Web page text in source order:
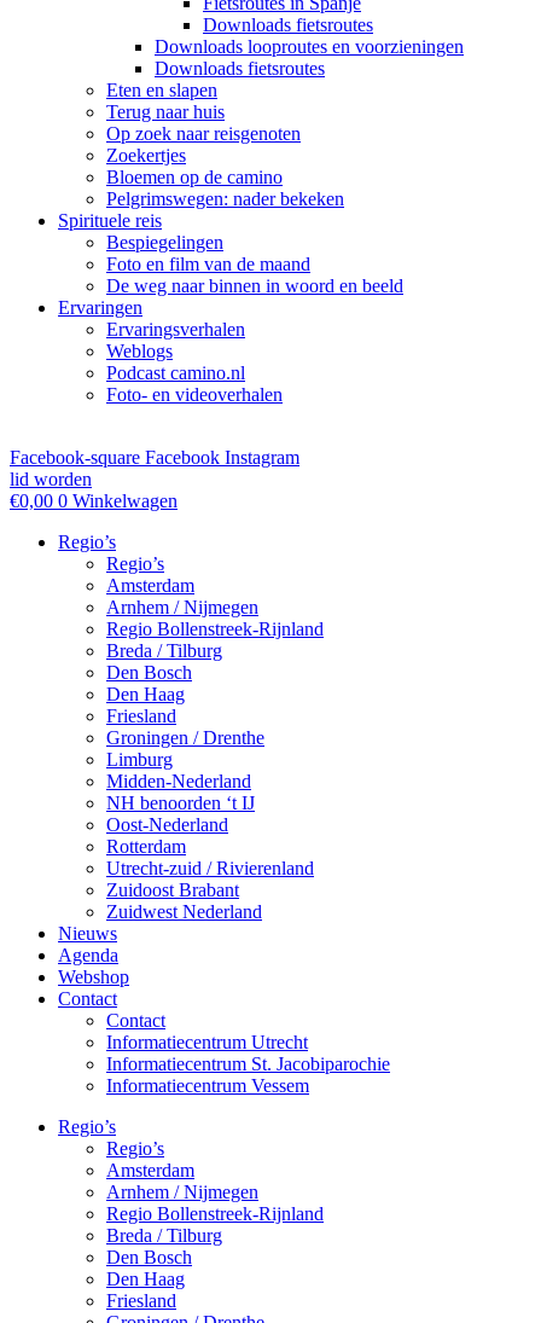
Downloads fietsroutes
Downloads looproutes en voorzieningen
Downloads fietsroutes
Eten en slapen
Terug naar huis
Op zoek naar reisgenoten
Zoekertjes
Bloemen op de camino
Pelgrimswegen: nader bekeken
Spirituele reis
Bespiegelingen
Foto en film van de maand
De weg naar binnen in woord en beeld
Ervaringen
Ervaringsverhalen
Weblogs
Podcast camino.nl
Foto- en videoverhalen
Facebook-square Facebook Instagram
lid worden
€0,00 0 Winkelwagen
Regio’s
Regio’s
Amsterdam
Arnhem / Nijmegen
Regio Bollenstreek-Rijnland
Breda / Tilburg
Den Bosch
Den Haag
Friesland
Groningen / Drenthe
Limburg
Midden-Nederland
NH benoorden ‘t IJ
Oost-Nederland
Rotterdam
Utrecht-zuid / Rivierenland
Zuidoost Brabant
Zuidwest Nederland
Nieuws
Agenda
Webshop
Contact
Contact
Informatiecentrum Utrecht
Informatiecentrum St. Jacobiparochie
Informatiecentrum Vessem
Regio’s
Regio’s
Amsterdam
Arnhem / Nijmegen
Regio Bollenstreek-Rijnland
Breda / Tilburg
Den Bosch
Den Haag
Friesland